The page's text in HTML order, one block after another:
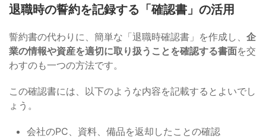
退職時の誓約を記録する「確認書」の活用
誓約書の代わりに、簡単な「退職時確認書」を作成し、 企
業の情報や資産を適切に取り扱うことを確認する書面を交
わすのも一つの方法です。
この確認書には、以下のような内容を記載するとよいでし
ょう。
会社のPC、資料、備品を返却したことの確認